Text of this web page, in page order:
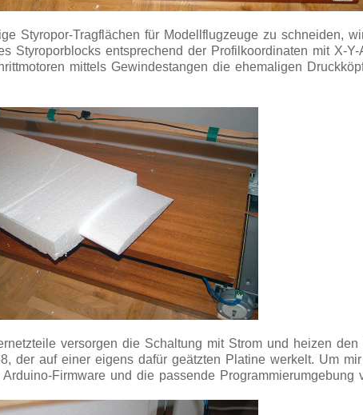
Styropor-Tragflächen für Modellflugzeuge zu schneiden,
Styroporblocks entsprechend der Profilkoordinaten mit X-
mittels Gewindestangen die ehemaligen
versorgen die Schaltung mit Strom und heizen
der auf einer eigens dafür geätzten Platine werkelt. Um
Arduino-Firmware und die passende Programmierumgebung